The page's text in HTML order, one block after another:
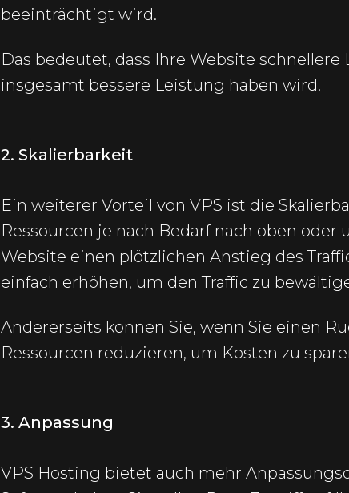
beeinträchtigt wird.
Das bedeutet, dass Ihre Website
insgesamt bessere Leistung haben wird.
2. Skalierbarkeit
Ein weiterer Vorteil von VPS ist die
Ressourcen je nach Bedarf nach oben
Website einen plötzlichen Anstieg des
einfach erhöhen, um den Traffic zu
Andererseits können Sie, wenn Sie einen
Ressourcen reduzieren, um Kosten zu
3. Anpassung
VPS Hosting bietet auch mehr